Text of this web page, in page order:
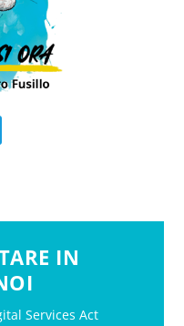
IN
Services Act